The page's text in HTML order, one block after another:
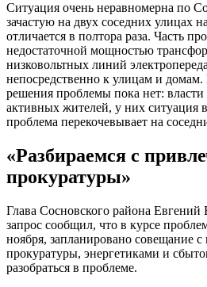
Ситуация очень неравномерна по
зачастую на двух соседних улицах
отличается в полтора раза. Часть
недостаточной мощностью
низковольтных линий
непосредственно к улицам и
решения проблемы пока нет:
активных жителей, у них ситуация
проблема перекочевывает на
«Разбираемся с
прокуратуры»
Глава Сосновского района Евгений
запрос сообщил, что в курсе
ноября, запланировано совещание с
прокуратуры, энергетиками и
разобраться в проблеме.